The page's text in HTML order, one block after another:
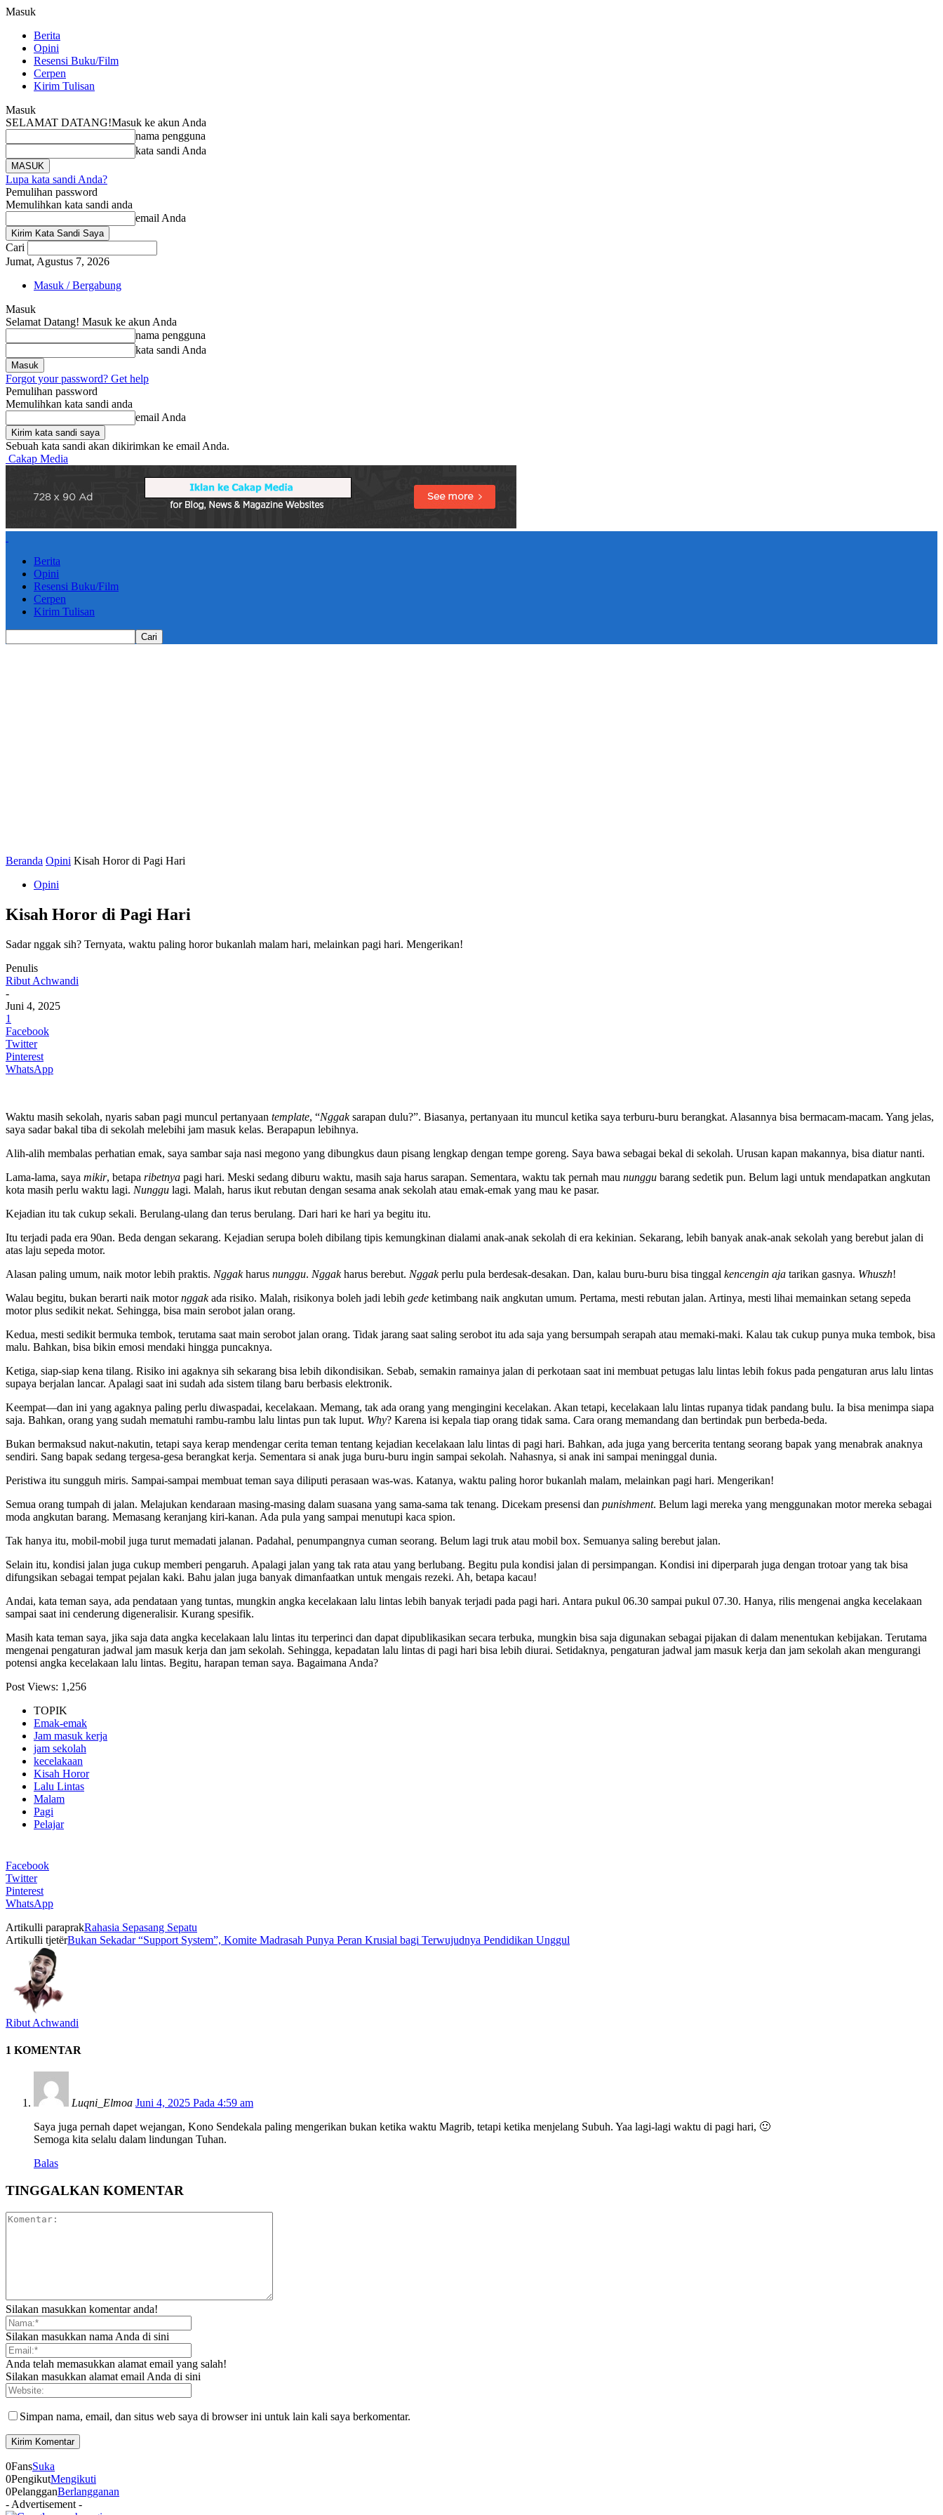
Masuk
Berita
Opini
Resensi Buku/Film
Cerpen
Kirim Tulisan
Masuk
SELAMAT DATANG!Masuk ke akun Anda
nama pengguna
kata sandi Anda
Lupa kata sandi Anda?
Pemulihan password
Memulihkan kata sandi anda
email Anda
Cari
Jumat, Agustus 7, 2026
Masuk / Bergabung
Masuk
Selamat Datang! Masuk ke akun Anda
nama pengguna
kata sandi Anda
Forgot your password? Get help
Pemulihan password
Memulihkan kata sandi anda
email Anda
Sebuah kata sandi akan dikirimkan ke email Anda.
Cakap Media
Berita
Opini
Resensi Buku/Film
Cerpen
Kirim Tulisan
Beranda Opini Kisah Horor di Pagi Hari
Opini
Kisah Horor di Pagi Hari
Sadar nggak sih? Ternyata, waktu paling horor bukanlah malam hari, melainkan pagi hari. Mengerikan!
Penulis
Ribut Achwandi
-
Juni 4, 2025
1
Facebook
Twitter
Pinterest
WhatsApp
Waktu masih sekolah, nyaris saban pagi muncul pertanyaan template, “Nggaksarapan dulu?”. Biasanya, pertanyaan itu muncul ketika saya terburu-buru berangkat. Alasannya bisa bermacam-macam. Yang jelas,
saya sadar bakal tiba di sekolah melebihi jam masuk kelas. Berapapun lebihnya.
Alih-alih membalas perhatian emak, saya sambar saja nasi megono yang dibungkus daun pisang lengkap dengan tempe goreng. Saya bawa sebagai bekal di sekolah. Urusan kapan makannya, bisa diatur nanti.
Lama-lama, saya mikir, betapa ribetnya pagi hari. Meski sedang diburu waktu, masih saja harus sarapan. Sementara, waktu tak pernah mau nunggu barang sedetik pun. Belum lagi untuk mendapatkan angkutan
kota masih perlu waktu lagi. Nunggu lagi. Malah, harus ikut rebutan dengan sesama anak sekolah atau emak-emak yang mau ke pasar.
Kejadian itu tak cukup sekali. Berulang-ulang dan terus berulang. Dari hari ke hari ya begitu itu.
Itu terjadi pada era 90an. Beda dengan sekarang. Kejadian serupa boleh dibilang tipis kemungkinan dialami anak-anak sekolah di era kekinian. Sekarang, lebih banyak anak-anak sekolah yang berebut jalan di
atas laju sepeda motor.
Alasan paling umum, naik motor lebih praktis. Nggakharus nunggu. Nggakharus berebut. Nggakperlu pula berdesak-desakan. Dan, kalau buru-buru bisa tinggal kencengin aja tarikan gasnya. Whuszh!
Walau begitu, bukan berarti naik motornggakada risiko. Malah, risikonya boleh jadi lebih gede ketimbang naik angkutan umum. Pertama, mesti rebutan jalan. Artinya, mesti lihai memainkan setang sepeda
motor plus sedikit nekat. Sehingga, bisa main serobot jalan orang.
Kedua, mesti sedikit bermuka tembok, terutama saat main serobot jalan orang. Tidak jarang saat saling serobot itu ada saja yang bersumpah serapah atau memaki-maki. Kalau tak cukup punya muka tembok, bisa
malu. Bahkan, bisa bikin emosi mendaki hingga puncaknya.
Ketiga, siap-siap kena tilang. Risiko ini agaknya sih sekarang bisa lebih dikondisikan. Sebab, semakin ramainya jalan di perkotaan saat ini membuat petugas lalu lintas lebih fokus pada pengaturan arus lalu lintas
supaya berjalan lancar. Apalagi saat ini sudah ada sistem tilang baru berbasis elektronik.
Keempat—dan ini yang agaknya paling perlu diwaspadai, kecelakaan. Memang, tak ada orang yang mengingini kecelakan. Akan tetapi, kecelakaan lalu lintas rupanya tidak pandang bulu. Ia bisa menimpa siapa
saja. Bahkan, orang yang sudah mematuhi rambu-rambu lalu lintas pun tak luput. Why? Karena isi kepala tiap orang tidak sama. Cara orang memandang dan bertindak pun berbeda-beda.
Bukan bermaksud nakut-nakutin, tetapi saya kerap mendengar cerita teman tentang kejadian kecelakaan lalu lintas di pagi hari. Bahkan, ada juga yang bercerita tentang seorang bapak yang menabrak anaknya
sendiri. Sang bapak sedang tergesa-gesa berangkat kerja. Sementara si anak juga buru-buru ingin sampai sekolah. Nahasnya, si anak ini sampai meninggal dunia.
Peristiwa itu sungguh miris. Sampai-sampai membuat teman saya diliputi perasaan was-was. Katanya, waktu paling horor bukanlah malam, melainkan pagi hari. Mengerikan!
Semua orang tumpah di jalan. Melajukan kendaraan masing-masing dalam suasana yang sama-sama tak tenang. Dicekam presensi dan punishment. Belum lagi mereka yang menggunakan motor mereka sebagai
moda angkutan barang. Memasang keranjang kiri-kanan. Ada pula yang sampai menutupi kaca spion.
Tak hanya itu, mobil-mobil juga turut memadati jalanan. Padahal, penumpangnya cuman seorang. Belum lagi truk atau mobil box. Semuanya saling berebut jalan.
Selain itu, kondisi jalan juga cukup memberi pengaruh. Apalagi jalan yang tak rata atau yang berlubang. Begitu pula kondisi jalan di persimpangan. Kondisi ini diperparah juga dengan trotoar yang tak bisa
difungsikan sebagai tempat pejalan kaki. Bahu jalan juga banyak dimanfaatkan untuk mengais rezeki. Ah, betapa kacau!
Andai, kata teman saya, ada pendataan yang tuntas, mungkin angka kecelakaan lalu lintas lebih banyak terjadi pada pagi hari. Antara pukul 06.30 sampai pukul 07.30. Hanya, rilis mengenai angka kecelakaan
sampai saat ini cenderung digeneralisir. Kurang spesifik.
Masih kata teman saya, jika saja data angka kecelakaan lalu lintas itu terperinci dan dapat dipublikasikan secara terbuka, mungkin bisa saja digunakan sebagai pijakan di dalam menentukan kebijakan. Terutama
mengenai pengaturan jadwal jam masuk kerja dan jam sekolah. Sehingga, kepadatan lalu lintas di pagi hari bisa lebih diurai. Setidaknya, pengaturan jadwal jam masuk kerja dan jam sekolah akan mengurangi
potensi angka kecelakaan lalu lintas. Begitu, harapan teman saya. Bagaimana Anda?
Post Views: 1,256
TOPIK
Emak-emak
Jam masuk kerja
jam sekolah
kecelakaan
Kisah Horor
Lalu Lintas
Malam
Pagi
Pelajar
Facebook
Twitter
Pinterest
WhatsApp
Artikulli paraprakRahasia Sepasang Sepatu
Artikulli tjetërBukan Sekadar “Support System”, Komite Madrasah Punya Peran Krusial bagi Terwujudnya Pendidikan Unggul
Ribut Achwandi
1 KOMENTAR
Luqni_Elmoa Juni 4, 2025 Pada 4:59 am
Saya juga pernah dapet wejangan, Kono Sendekala paling mengerikan bukan ketika waktu Magrib, tetapi ketika menjelang Subuh. Yaa lagi-lagi waktu di pagi hari, 🙂
Semoga kita selalu dalam lindungan Tuhan.
Balas
TINGGALKAN KOMENTAR
Silakan masukkan komentar anda!
Silakan masukkan nama Anda di sini
Anda telah memasukkan alamat email yang salah!
Silakan masukkan alamat email Anda di sini
Simpan nama, email, dan situs web saya di browser ini untuk lain kali saya berkomentar.
0FansSuka
0PengikutMengikuti
0PelangganBerlangganan
- Advertisement -